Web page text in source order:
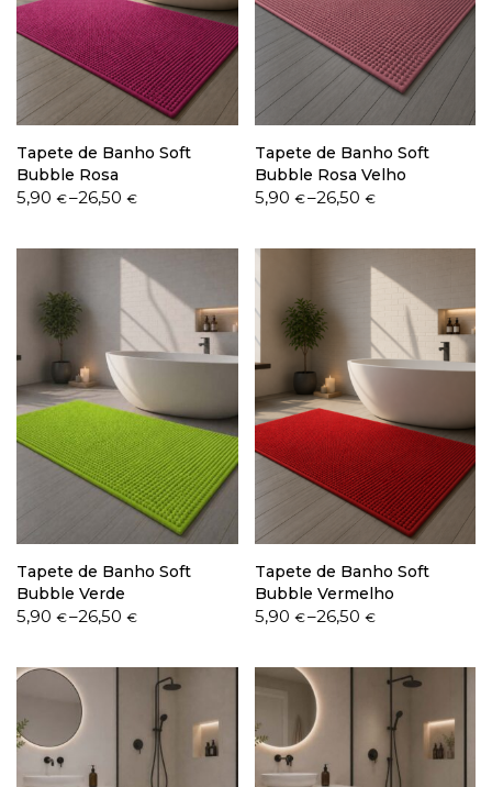
Tapete de Banho Soft
Bubble Rosa
5,90 €–26,50€
Price
Tapete de Banho Soft
Bubble Rosa Velho
5,90 €–26,50 €
Price
26,50 €
Tapete de Banho Soft
Bubble Verde
5,90 €–26,50€
Price
through
Tapete de Banho Soft
Bubble Vermelho
5,90 €–26,50 €
Price
through
26,50 €